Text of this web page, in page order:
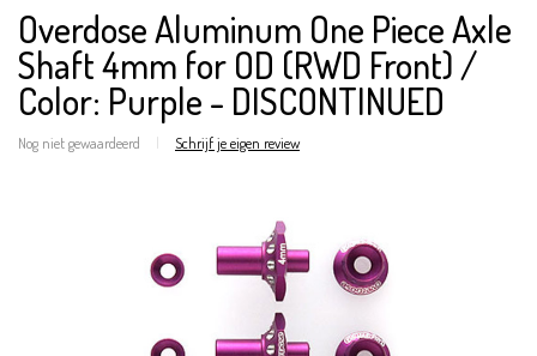
Overdose Aluminum One Piece Axle
Shaft 4mm for OD (RWD Front) /
Color: Purple - DISCONTINUED
Nog niet gewaardeerd | Schrijf je eigen review